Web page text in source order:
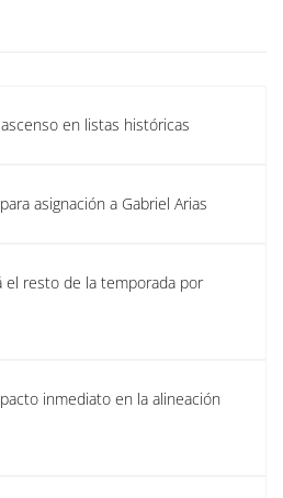
en listas históricas
asignación a Gabriel Arias
el resto de la temporada por
inmediato en la alineación